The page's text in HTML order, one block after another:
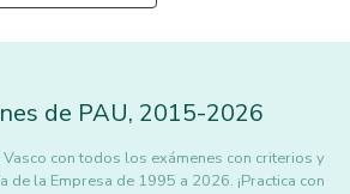
de PAU, 2015-2026
Vasco con todos los exámenes con criterios y
de la Empresa de 1995 a 2026. ¡Practica con